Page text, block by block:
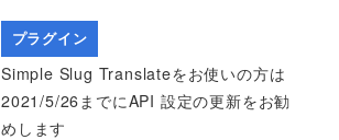
プラグイン
Simple Slug Translateをお使いの方は
2021/5/26までにAPI 設定の更新をお勧
めします